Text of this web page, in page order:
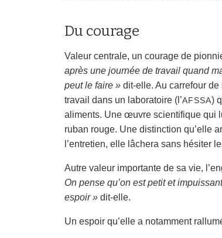
Du courage
Valeur centrale, un courage de
après une journée de travail quand
peut le faire » dit-elle. Au carrefour
travail dans un laboratoire (l’AFSSA)
aliments. Une œuvre scientifique qui
ruban rouge. Une distinction qu’elle
l’entretien, elle lâchera sans hésiter
Autre valeur importante de sa vie,
On pense qu’on est petit et
espoir » dit-elle.
Un espoir qu’elle a notamment